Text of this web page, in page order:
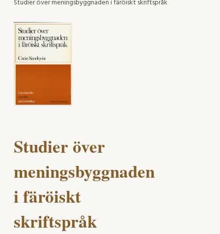
Studier över meningsbyggnaden i färöiskt skriftspråk
Studier över
meningsbyggnaden
i färöiskt
skriftspråk